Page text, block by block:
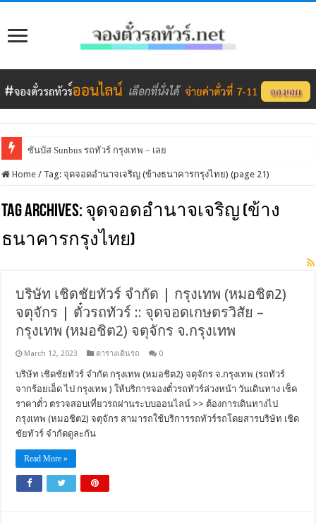
ซันบัส Sunbus รถทัวร์ กรุงเทพ – เลย
Home / Tag:จุดจอดอำนาจเจริญ (ข้างธนาคารกรุงไทย) (page 21)
Tag Archives: จุดจอดอำนาจเจริญ (ข้าง
ธนาคารกรุงไทย)
บริษัท เชิดชัยทัวร์ จำกัด | กรุงเทพ (หมอชิต2)
จตุจักร | ตั๋วรถทัวร์ :: จุดจอดเกษตรวิสัย –
กรุงเทพ (หมอชิต2) จตุจักร จ.กรุงเทพ
March 12, 2023 ตารางเดินรถ 0
บริษัท เชิดชัยทัวร์ จำกัด กรุงเทพ (หมอชิต2) จตุจักร จ.กรุงเทพ (รถทัวร์
จากร้อยเอ็ด ไป กรุงเทพ ) ให้บริการจองตั๋วรถทัวร์ล่วงหน้า วันเดินทาง เช็ค
ราคาตั๋ว ตรวจสอบเที่ยวรถผ่านระบบออนไลน์ >> ต้องการเดินทางไป
กรุงเทพ (หมอชิต2) จตุจักร สามารถใช้บริการรถทัวร์รถโดยสารบริษัท เชิด
ชัยทัวร์ จำกัดดูละกัน
Read More »